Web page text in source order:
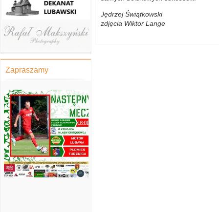
Zapraszamy
Jędrzej Świątkowski
zdjęcia Wiktor Lange